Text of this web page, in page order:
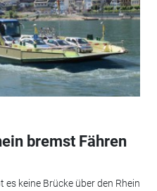
bremst Fähren
keine Brücke über den Rhein